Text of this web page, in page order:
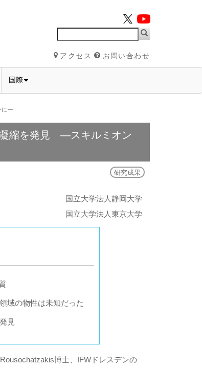
アクセス お問い合わせ
国際
に―
凝縮を発見 ―スキルミオン
研究成果
国立大学法人静岡大学
国立大学法人東京大学
域の物性は未知だった
見
博士、IFWドレスデンの